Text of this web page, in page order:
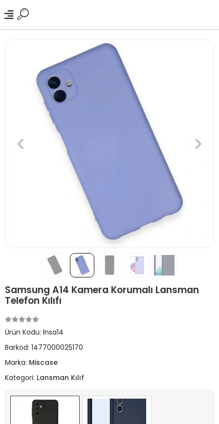
Samsung A14 Kamera Korumalı Lansman
Telefon Kılıfı
Ürün Kodu: lnsa14
Barkod: 1477000025170
Marka: Miscase
Kategori: Lansman Kılıf